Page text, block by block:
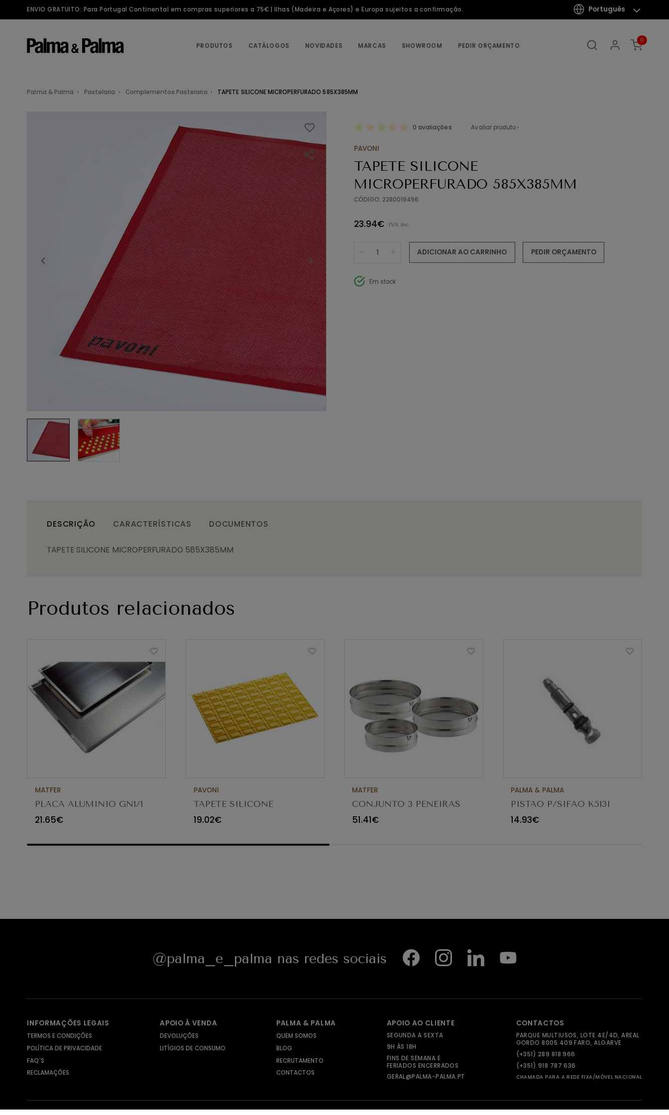
ENVIO GRATUITO: Para Portugal Continental em compras superiores a 75€ | Ilhas (Madeira e Açores) e Europa sujeitos a confirmação. Português
PRODUTOS CATÁLOGOS NOVIDADES MARCAS SHOWROOM PEDIR ORÇAMENTO
0
Palma & Palma Pastelaria Complementos Pastelaria TAPETE SILICONE MICROPERFURADO 585X385MM
0 avaliações Avaliar produto ›
PAVONI
TAPETE SILICONE
MICROPERFURADO 585X385MM
CÓDIGO: 2280019456
23.94€ IVA inc.
ADICIONAR AO CARRINHO PEDIR ORÇAMENTO
Em stock
DESCRIÇÃO CARACTERÍSTICAS DOCUMENTOS
TAPETE SILICONE MICROPERFURADO 585X385MM
Produtos relacionados
MATFER
PLACA ALUMINIO GN1/1
21.65€
PAVONI
TAPETE SILICONE
DECORAÇAO CHOCOLAT
19.02€
MATFER
CONJUNTO 3 PENEIRAS
INOX
51.41€
PALMA & PALMA
PISTAO P/SIFAO K513I
5009001
14.93€
@palma_e_palma nas redes sociais
INFORMAÇÕES LEGAIS
TERMOS E CONDIÇÕES
POLÍTICA DE PRIVACIDADE
FAQ´S
RECLAMAÇÕES
APOIO À VENDA
DEVOLUÇÕES
LITÍGIOS DE CONSUMO
PALMA & PALMA
QUEM SOMOS
BLOG
RECRUTAMENTO
CONTACTOS
APOIO AO CLIENTE
SEGUNDA A SEXTA
9H ÀS 18H
FINS DE SEMANA E
FERIADOS ENCERRADOS
GERAL@PALMA-PALMA.PT
CONTACTOS
PARQUE MULTIUSOS, LOTE 4E/4D, AREAL
GORDO 8005.409 FARO, ALGARVE
(+351) 289 818 966
(+351) 918 787 636
CHAMADA PARA A REDE FIXA/MÓVEL NACIONAL